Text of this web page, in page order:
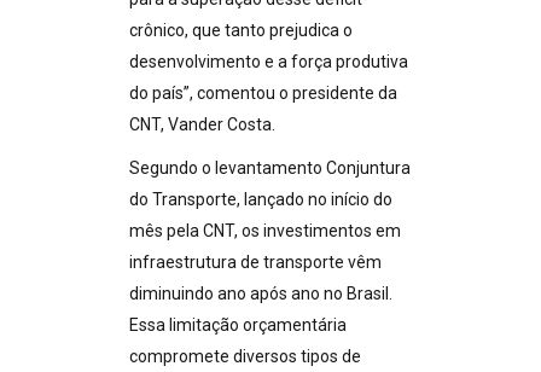
crônico, que tanto prejudica o
desenvolvimento e a força produtiva
do país”, comentou o presidente da
CNT, Vander Costa.
Segundo o levantamento Conjuntura
do Transporte, lançado no início do
mês pela CNT, os investimentos em
infraestrutura de transporte vêm
diminuindo ano após ano no Brasil.
Essa limitação orçamentária
compromete diversos tipos de